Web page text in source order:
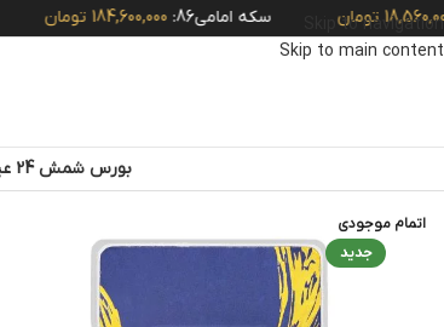
Skip to navigation
Skip to main content
تومان سکه امامی86: 184,600,000 تومان
بورس شمش 24 عیار و طلای آبشده
اتمام موجودی
جدید